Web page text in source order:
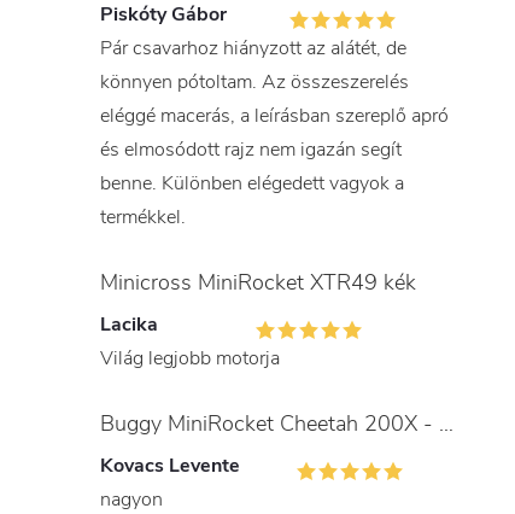
Piskóty Gábor
Pár csavarhoz hiányzott az alátét, de
könnyen pótoltam. Az összeszerelés
eléggé macerás, a leírásban szereplő apró
és elmosódott rajz nem igazán segít
benne. Különben elégedett vagyok a
termékkel.
Minicross MiniRocket XTR49 kék
Lacika
Világ legjobb motorja
Buggy MiniRocket Cheetah 200X - gyerekeknek és felnőtteknek
Kovacs Levente
nagyon